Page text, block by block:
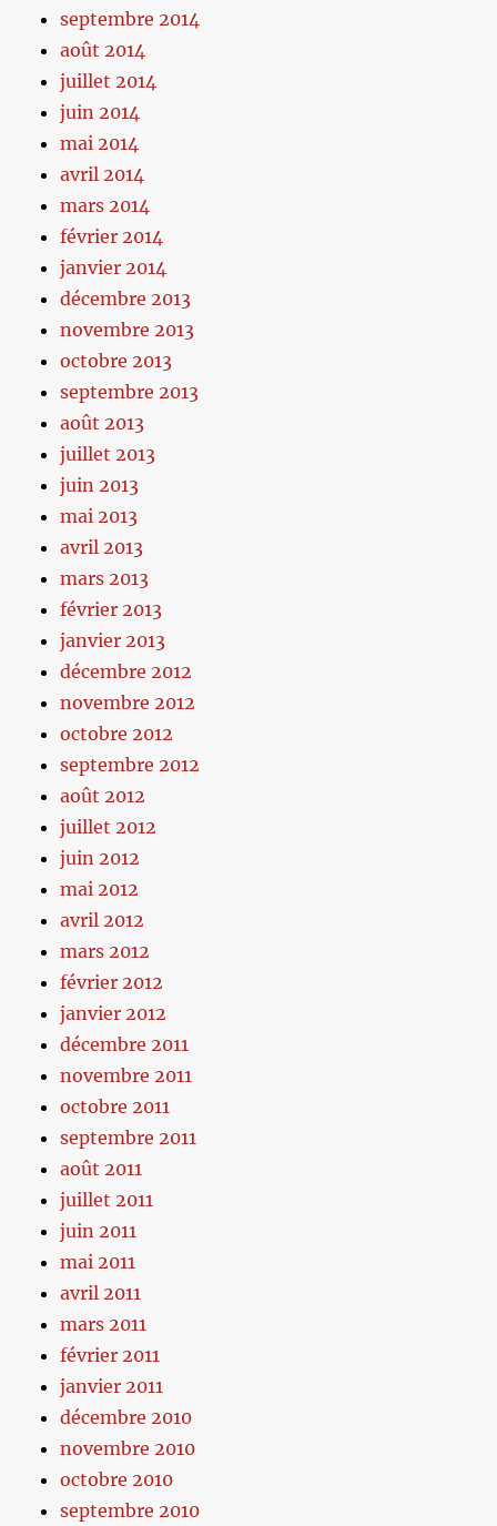
septembre 2014
août 2014
juillet 2014
juin 2014
mai 2014
avril 2014
mars 2014
février 2014
janvier 2014
décembre 2013
novembre 2013
octobre 2013
septembre 2013
août 2013
juillet 2013
juin 2013
mai 2013
avril 2013
mars 2013
février 2013
janvier 2013
décembre 2012
novembre 2012
octobre 2012
septembre 2012
août 2012
juillet 2012
juin 2012
mai 2012
avril 2012
mars 2012
février 2012
janvier 2012
décembre 2011
novembre 2011
octobre 2011
septembre 2011
août 2011
juillet 2011
juin 2011
mai 2011
avril 2011
mars 2011
février 2011
janvier 2011
décembre 2010
novembre 2010
octobre 2010
septembre 2010